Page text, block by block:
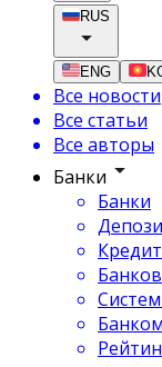
RUS
ENG
Все новости
Все статьи
Все авторы
Банки
Банки